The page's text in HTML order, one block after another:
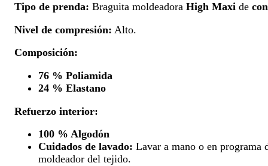
Tipo de prenda: Braguita moldeadora High Maxi de
Nivel de compresión: Alto.
Composición:
76 % Poliamida
24 % Elastano
Refuerzo interior:
100 % Algodón
Cuidados de lavado: Lavar a mano o en
moldeador del tejido.